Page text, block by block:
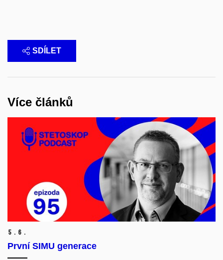
SDÍLET
Více článků
5. 6.
První SIMU generace